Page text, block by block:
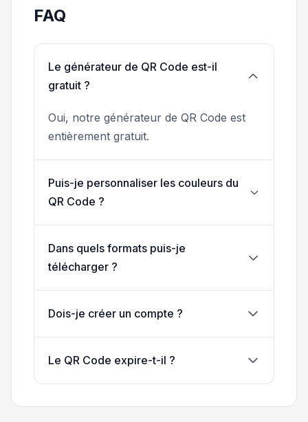
FAQ
Le générateur de QR Code est-il
gratuit ?
Oui, notre générateur de QR Code est
entièrement gratuit.
Puis-je personnaliser les couleurs du
QR Code ?
Dans quels formats puis-je
télécharger ?
Dois-je créer un compte ?
Le QR Code expire-t-il ?